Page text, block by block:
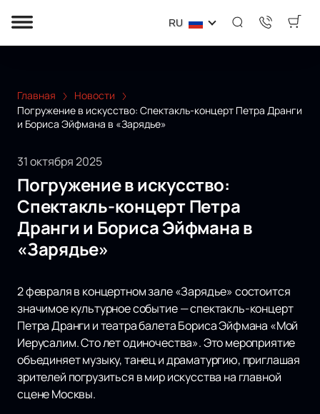
RU
Главная
Новости
Погружение в искусство: Спектакль-концерт Петра Дранги
и Бориса Эйфмана в «Зарядье»
31 октября 2025
Погружение в искусство:
Спектакль-концерт Петра
Дранги и Бориса Эйфмана в
«Зарядье»
2 февраля в концертном зале «Зарядье» состоится
значимое культурное событие — спектакль-концерт
Петра Дранги и театра балета Бориса Эйфмана «Мой
Иерусалим. Сто лет одиночества». Это мероприятие
объединяет музыку, танец и драматургию, приглашая
зрителей погрузиться в мир искусства на главной
сцене Москвы.